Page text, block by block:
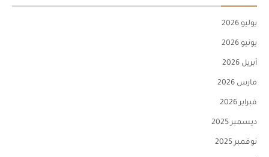
يوليو 2026
يونيو 2026
أبريل 2026
مارس 2026
فبراير 2026
ديسمبر 2025
نوفمبر 2025